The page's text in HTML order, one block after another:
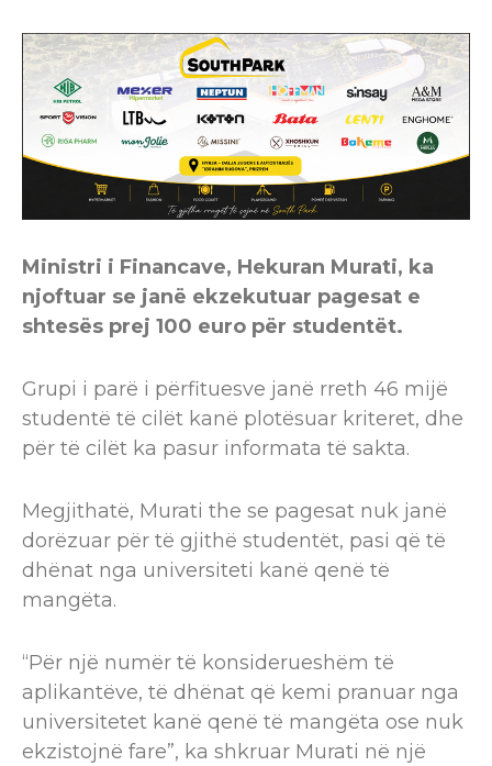
Ministri i Financave, Hekuran Murati, ka
njoftuar se janë ekzekutuar pagesat e
shtesës prej 100 euro për studentët.
Grupi i parë i përfituesve janë rreth 46 mijë
studentë të cilët kanë plotësuar kriteret, dhe
për të cilët ka pasur informata të sakta.
Megjithatë, Murati the se pagesat nuk janë
dorëzuar për të gjithë studentët, pasi që të
dhënat nga universiteti kanë qenë të
mangëta.
“Për një numër të konsiderueshëm të
aplikantëve, të dhënat që kemi pranuar nga
universitetet kanë qenë të mangëta ose nuk
ekzistojnë fare”, ka shkruar Murati në një